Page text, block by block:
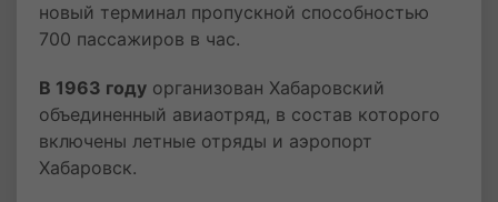
новый терминал пропускной способностью
700 пассажиров в час.
В 1963 году организован Хабаровский
объединенный авиаотряд, в состав которого
включены летные отряды и аэропорт
Хабаровск.